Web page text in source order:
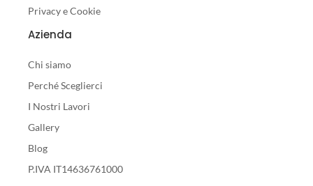
Privacy e Cookie
Azienda
Chi siamo
Perché Sceglierci
I Nostri Lavori
Gallery
Blog
P.IVA IT14636761000